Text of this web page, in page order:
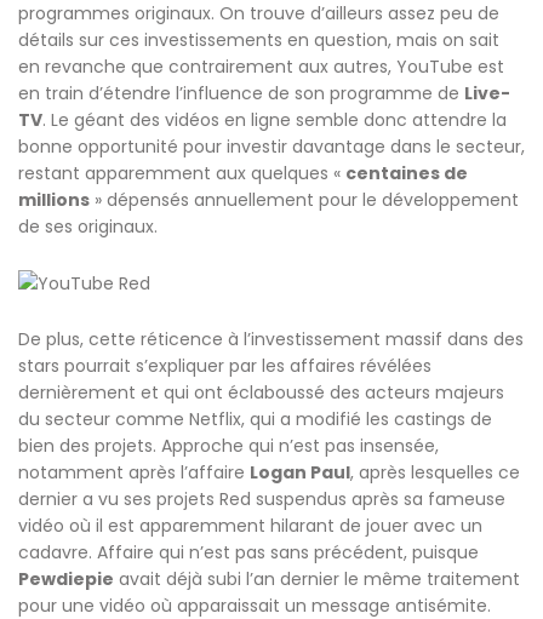
programmes originaux. On trouve d’ailleurs assez peu de
détails sur ces investissements en question, mais on sait
en revanche que contrairement aux autres, YouTube est
en train d’étendre l’influence de son programme de Live-
TV. Le géant des vidéos en ligne semble donc attendre la
bonne opportunité pour investir davantage dans le secteur,
restant apparemment aux quelques « centaines de
millions » dépensés annuellement pour le développement
de ses originaux.
De plus, cette réticence à l’investissement massif dans des
stars pourrait s’expliquer par les affaires révélées
dernièrement et qui ont éclaboussé des acteurs majeurs
du secteur comme Netflix, qui a modifié les castings de
bien des projets. Approche qui n’est pas insensée,
notamment après l’affaire Logan Paul, après lesquelles ce
dernier a vu ses projets Red suspendus après sa fameuse
vidéo où il est apparemment hilarant de jouer avec un
cadavre. Affaire qui n’est pas sans précédent, puisque
Pewdiepie avait déjà subi l’an dernier le même traitement
pour une vidéo où apparaissait un message antisémite.